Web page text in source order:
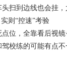
扫到边线也会挂，
则“控速”考验
位，全靠看后视镜
校练的可能有点不